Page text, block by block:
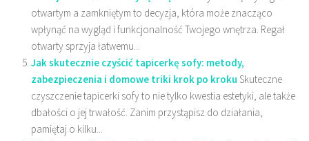
otwartym a zamkniętym to decyzja, która może znacząco
wpłynąć na wygląd i funkcjonalność Twojego wnętrza. Regał
otwarty sprzyja łatwemu...
Jak skutecznie czyścić tapicerkę sofy: metody,
zabezpieczenia i domowe triki krok po kroku Skuteczne
czyszczenie tapicerki sofy to nie tylko kwestia estetyki, ale także
dbałości o jej trwałość. Zanim przystąpisz do działania,
pamiętaj o kilku...